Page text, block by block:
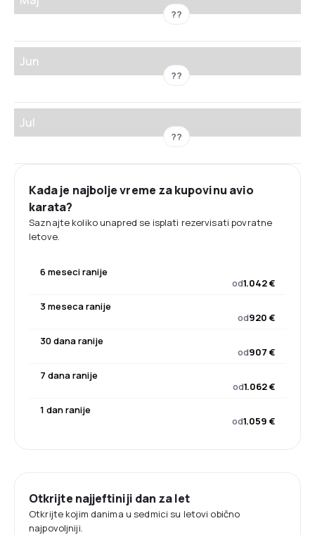
??
Jun
??
Jul
??
Kada je najbolje vreme za kupovinu avio
karata?
Saznajte koliko unapred se isplati rezervisati povratne
letove.
6 meseci ranije
od1.042 €
3 meseca ranije
od920 €
30 dana ranije
od907 €
7 dana ranije
od1.062 €
1 dan ranije
od1.059 €
Otkrijte najjeftiniji dan za let
Otkrijte kojim danima u sedmici su letovi obično
najpovoljniji.